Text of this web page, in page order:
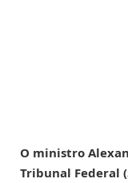
O ministro
Tribunal Federal